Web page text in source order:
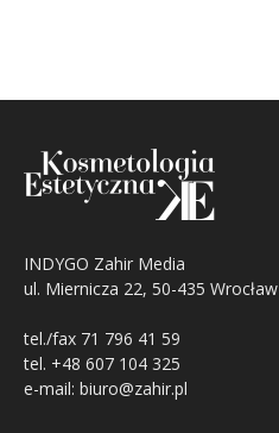
INDYGO Zahir Media
ul. Miernicza 22, 50-435 Wrocław
tel./fax 71 796 41 59
tel. +48 607 104 325
e-mail: biuro@zahir.pl